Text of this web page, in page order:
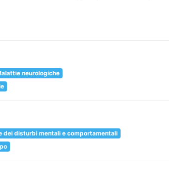
neurologiche
dei disturbi mentali e comportamentali